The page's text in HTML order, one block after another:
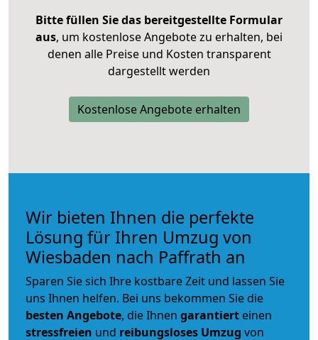
Bitte füllen Sie das bereitgestellte Formular
aus, um kostenlose Angebote zu erhalten, bei
denen alle Preise und Kosten transparent
dargestellt werden
Kostenlose Angebote erhalten
Wir bieten Ihnen die perfekte
Lösung für Ihren Umzug von
Wiesbaden nach Paffrath an
Sparen Sie sich Ihre kostbare Zeit und lassen Sie
uns Ihnen helfen. Bei uns bekommen Sie die
besten Angebote, die Ihnen garantiert einen
stressfreien und reibungsloses Umzug von